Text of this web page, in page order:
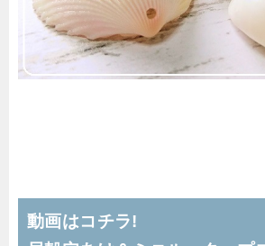
動画はコチラ!